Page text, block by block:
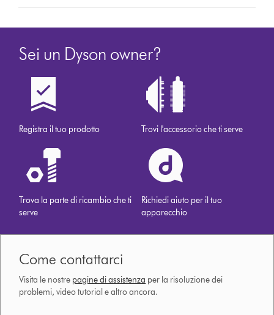
Sei un Dyson owner?
Registra il tuo prodotto Trovi l'accessorio che ti serve
Trova la parte di ricambio che ti
serve
Richiedi aiuto per il tuo
apparecchio
Come contattarci
Visita le nostre pagine di assistenza per la risoluzione dei
problemi, video tutorial e altro ancora.